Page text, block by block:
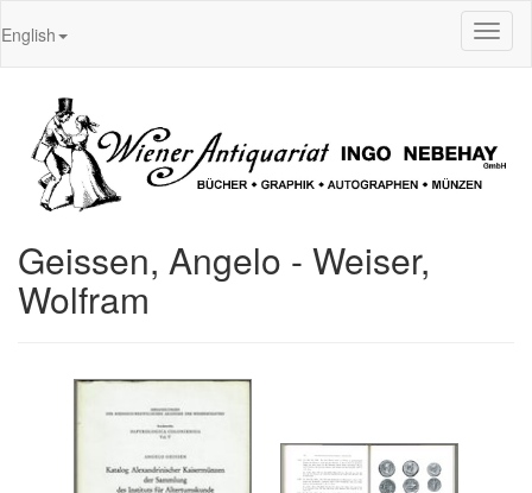
English
Geissen, Angelo - Weiser,
Wolfram